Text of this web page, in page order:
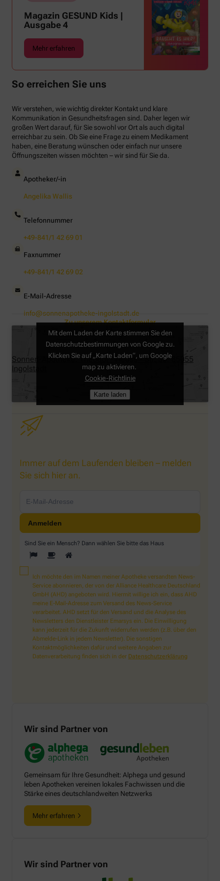
Magazin GESUND Kids |
Ausgabe 4
Mehr erfahren
So erreichen Sie uns
Wir verstehen, wie wichtig direkter Kontakt und klare
Kommunikation in Gesundheitsfragen sind. Daher legen wir
großen Wert darauf, für Sie sowohl vor Ort als auch digital
erreichbar zu sein. Ob Sie eine Frage zu einem Medikament
haben, eine Beratung wünschen oder einfach nur unsere
Öffnungszeiten wissen möchten – wir sind für Sie da.
Apotheker/-in
Angelika Wallis
Telefonnummer
+49-841/1 42 69 01
Faxnummer
+49-841/1 42 69 02
E-Mail-Adresse
info@sonnenapotheke-ingolstadt.de
Zu unserem Kontaktformular
Sonnen-Apotheke, Theodor - Heuss - Str. 35, 85055
Ingolstadt
Mit dem Laden der Karte stimmen Sie den
Datenschutzbestimmungen von Google zu.
Klicken Sie auf „Karte Laden“, um Google
map zu aktivieren.
Cookie-Richtlinie
Karte laden
Immer auf dem Laufenden bleiben – melden
Sie sich hier an.
Sind Sie ein Mensch? Dann wählen Sie bitte das Haus
Ich möchte den im Namen meiner Apotheke versandten News-
Service abonnieren, der von der Alliance Healthcare Deutschland
GmbH (AHD) angeboten wird. Hiermit willige ich ein, dass AHD
meine E-Mail-Adresse zum Versand des News-Service
verarbeitet. AHD setzt für den Versand und die Analyse des
Newsletters den Dienstleister Emarsys ein. Die Einwilligung
kann jederzeit für die Zukunft widerrufen werden (z.B. über den
Abmelde-Link in jedem Newsletter). Die sonstigen
Kontaktmöglichkeiten dafür und weitere Angaben zur
Datenverarbeitung finden sich in der Datenschutzerklärung
Wir sind Partner von
Gemeinsam für Ihre Gesundheit: Alphega und gesund
leben Apotheken vereinen lokales Fachwissen und die
Stärke eines deutschlandweiten Netzwerks
Mehr erfahren
Wir sind Partner von